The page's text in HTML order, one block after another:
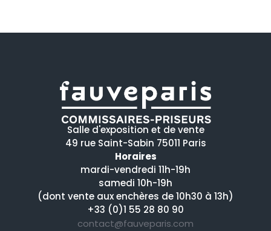
Salle d'exposition et de vente
49 rue Saint-Sabin 75011 Paris
Horaires
mardi-vendredi 11h-19h
samedi 10h-19h
(dont vente aux enchères de 10h30 à 13h)
+33 (0)1 55 28 80 90
contact@fauveparis.com